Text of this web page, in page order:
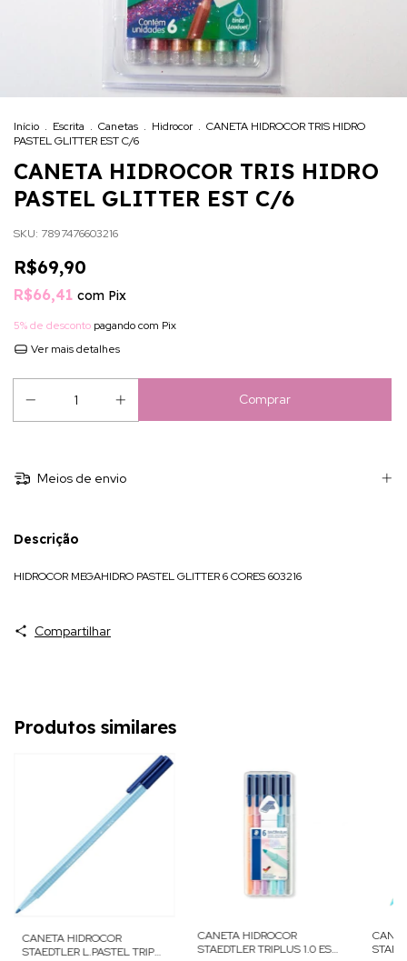
Início . Escrita . Canetas . Hidrocor . CANETA HIDROCOR TRIS HIDRO
PASTEL GLITTER EST C/6
CANETA HIDROCOR TRIS HIDRO
PASTEL GLITTER EST C/6
SKU: 7897476603216
R$69,90
R$66,41 com Pix
5% de desconto pagando com Pix
Ver mais detalhes
Meios de envio
Descrição
HIDROCOR MEGAHIDRO PASTEL GLITTER 6 CORES 603216
Compartilhar
Produtos similares
CANETA HIDROCOR
STAEDTLER L.PASTEL TRIP
CANETA HIDROCOR
STAEDTLER TRIPLUS 1.0 EST